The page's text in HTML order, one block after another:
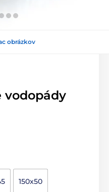
obrázkov
vodopády
150x50